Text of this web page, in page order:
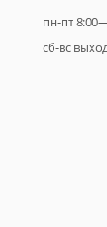
пн-пт
сб-вс